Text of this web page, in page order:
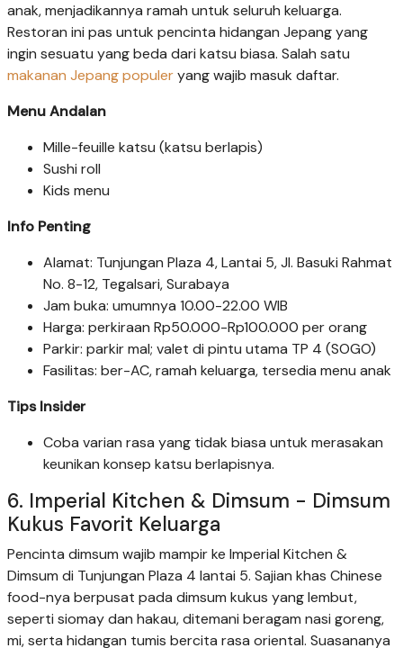
anak, menjadikannya ramah untuk seluruh keluarga.
Restoran ini pas untuk pencinta hidangan Jepang yang
ingin sesuatu yang beda dari katsu biasa. Salah satu
makanan Jepang populeryang wajib masuk daftar.
Menu Andalan
Mille-feuille katsu (katsu berlapis)
Sushi roll
Kids menu
Info Penting
Alamat: Tunjungan Plaza 4, Lantai 5, Jl. Basuki Rahmat
No. 8-12, Tegalsari, Surabaya
Jam buka: umumnya 10.00-22.00 WIB
Harga: perkiraan Rp50.000-Rp100.000 per orang
Parkir: parkir mal; valet di pintu utama TP 4 (SOGO)
Fasilitas: ber-AC, ramah keluarga, tersedia menu anak
Tips Insider
Coba varian rasa yang tidak biasa untuk merasakan
keunikan konsep katsu berlapisnya.
6. Imperial Kitchen & Dimsum - Dimsum
Kukus Favorit Keluarga
Pencinta dimsum wajib mampir ke Imperial Kitchen &
Dimsum di Tunjungan Plaza 4 lantai 5. Sajian khas Chinese
food-nya berpusat pada dimsum kukus yang lembut,
seperti siomay dan hakau, ditemani beragam nasi goreng,
mi, serta hidangan tumis bercita rasa oriental. Suasananya